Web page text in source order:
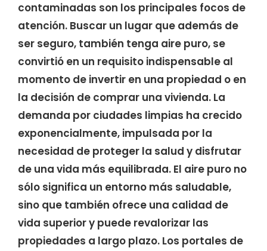
contaminadas son los principales focos de
atención. Buscar un lugar que además de
ser seguro, también tenga aire puro, se
convirtió en un requisito indispensable al
momento de invertir en una propiedad o en
la decisión de comprar una vivienda. La
demanda por ciudades limpias ha crecido
exponencialmente, impulsada por la
necesidad de proteger la salud y disfrutar
de una vida más equilibrada. El aire puro no
sólo significa un entorno más saludable,
sino que también ofrece una calidad de
vida superior y puede revalorizar las
propiedades a largo plazo. Los portales de